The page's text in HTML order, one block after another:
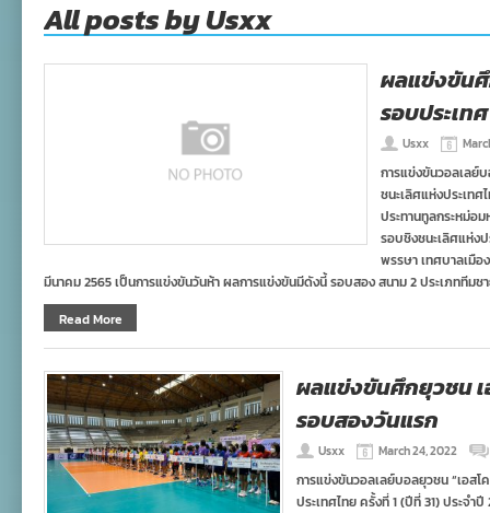
All posts by Usxx
ผลแข่งขันศึ
รอบประเท
Usxx
การแข่งขันวอลเลย์บ
ชนะเลิศแห่งประเทศ
ประทานทูลกระหม่
รอบชิงชนะเลิศแห่ง
พรรษา เทศบาลเมือ
มีนาคม 2565 เป็นการแข่งขันวันห้า ผลการแข่งขันมีดังนี้ รอบสอง สนาม 2 ประเภททีมช
Read More
ผลแข่งขันศึกยุวชน เ
รอบสองวันแรก
Usxx March 24, 2022
การแข่งขันวอลเลย์บอลยุวชน “เอสโ
ประเทศไทย ครั้งที่ 1 (ปีที่ 31) ประจ